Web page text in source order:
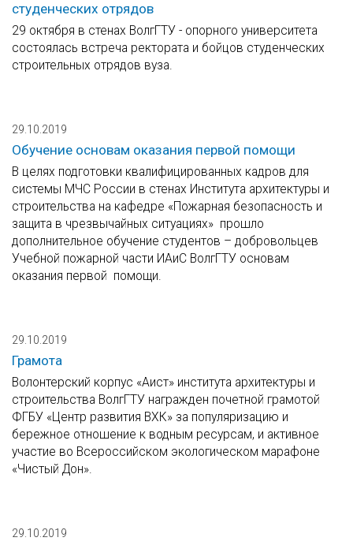
студенческих отрядов
29 октября в стенах ВолгГТУ - опорного университета
состоялась встреча ректората и бойцов студенческих
строительных отрядов вуза.
29.10.2019
Обучение основам оказания первой помощи
В целях подготовки квалифицированных кадров для
системы МЧС России в стенах Института архитектуры и
строительства на кафедре «Пожарная безопасность и
защита в чрезвычайных ситуациях» прошло
дополнительное обучение студентов – добровольцев
Учебной пожарной части ИАиС ВолгГТУ основам
оказания первой помощи.
29.10.2019
Грамота
Волонтерский корпус «Аист» института архитектуры и
строительства ВолгГТУ награжден почетной грамотой
ФГБУ «Центр развития ВХК» за популяризацию и
бережное отношение к водным ресурсам, и активное
участие во Всероссийском экологическом марафоне
«Чистый Дон».
29.10.2019